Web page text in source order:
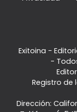
Exitoina -
-
Registro de
Dirección: